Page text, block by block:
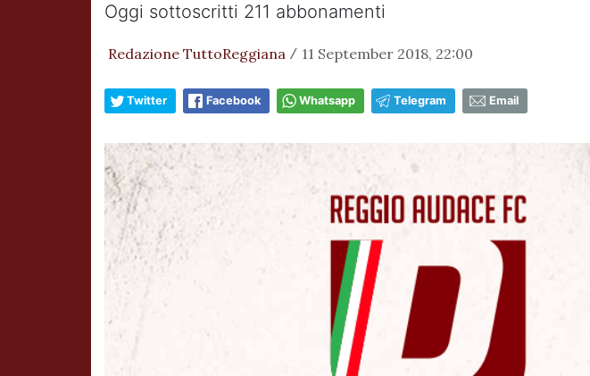
Oggi sottoscritti 211 abbonamenti
Redazione TuttoReggiana / 11 September 2018, 22:00
Twitter Facebook Whatsapp Telegram Email